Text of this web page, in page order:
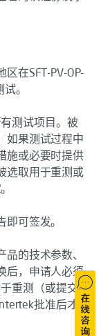
在SFT-PV-OP-
。
测试项目。被
如果测试过程中
施或必要时提供
选取用于重测或
可签发。
的技术参数、
后，申请人必须
重测（或提交
批准后才